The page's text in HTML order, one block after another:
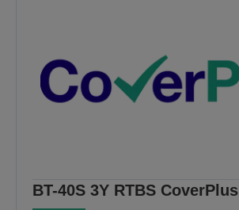
BT-40S 3Y RTBS CoverPlus